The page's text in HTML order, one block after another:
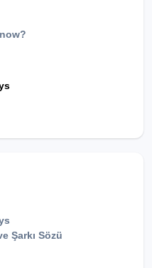
Şarkı Sözü